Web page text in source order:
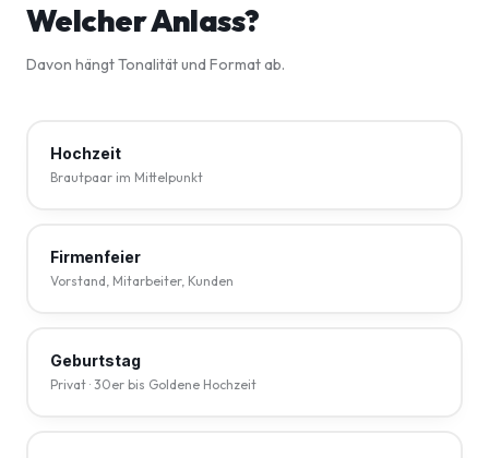
Welcher Anlass?
Davon hängt Tonalität und Format ab.
Hochzeit
Brautpaar im Mittelpunkt
Firmenfeier
Vorstand, Mitarbeiter, Kunden
Geburtstag
Privat · 30er bis Goldene Hochzeit